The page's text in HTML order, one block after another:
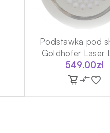
Podstawka pod
Goldhofer Laser
549.00zł